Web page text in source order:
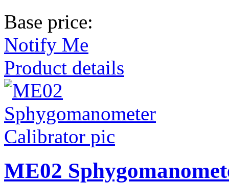
Base price:
Notify Me
Product details
ME02